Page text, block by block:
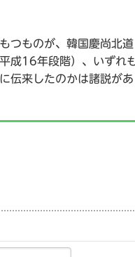
ものが、韓国慶尚北道
成16年段階）、いずれ
伝来したのかは諸説が